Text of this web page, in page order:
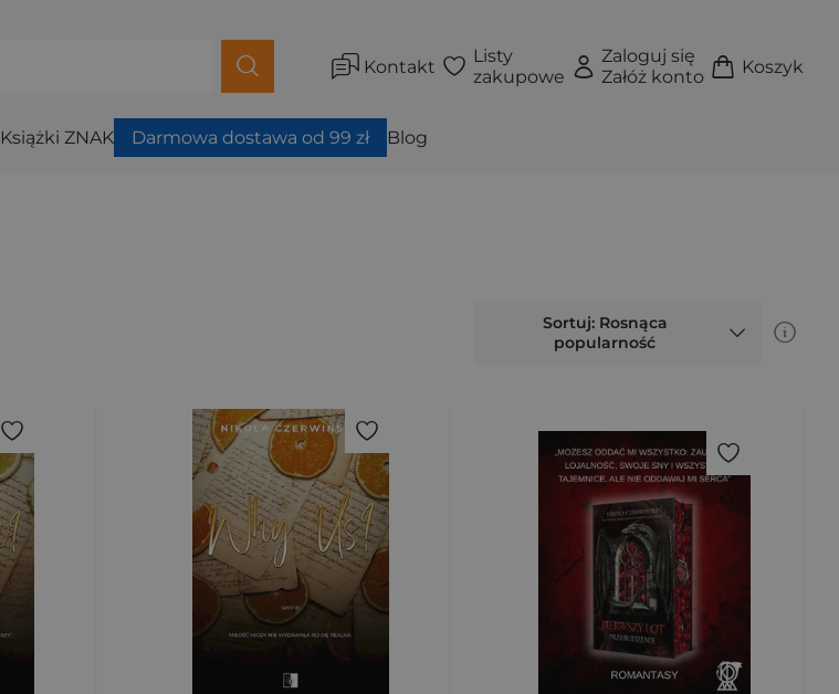
Kontakt
Listy
zakupowe
Zaloguj się
Załóż konto
Koszyk
Książki ZNAK Darmowa dostawa od 99 zł Blog
Sortuj: Rosnąca
popularność